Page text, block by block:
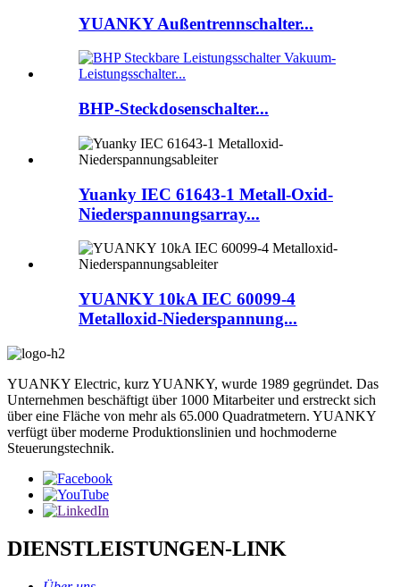
YUANKY Außentrennschalter...
BHP-Steckdosenschalter...
Yuanky IEC 61643-1 Metall-Oxid-
Niederspannungsarray...
YUANKY 10kA IEC 60099-4
Metalloxid-Niederspannung...
YUANKY Electric, kurz YUANKY, wurde 1989 gegründet. Das
Unternehmen beschäftigt über 1000 Mitarbeiter und erstreckt sich
über eine Fläche von mehr als 65.000 Quadratmetern. YUANKY
verfügt über moderne Produktionslinien und hochmoderne
Steuerungstechnik.
DIENSTLEISTUNGEN-LINK